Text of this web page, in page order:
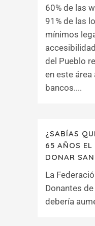
60% de las
91% de las
mínimos
del Pueblo
en este
bancos....
¿SABÍAS
65 AÑOS EL
DONAR
La
Donantes
debería